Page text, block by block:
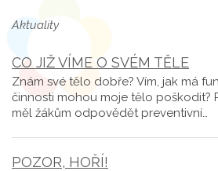
Aktuality
CO JIŽ VÍME O SVÉM TĚLE
Znám své tělo dobře? Vím, jak má
činnosti mohou moje tělo poškodit?
měl žákům odpovědět preventivní…
POZOR, HOŘÍ!